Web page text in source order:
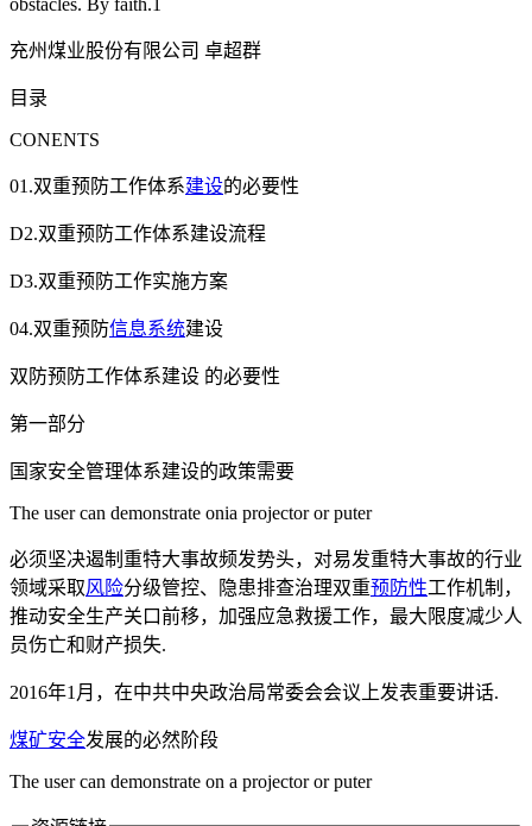
obstacles. By faith.1
充州煤业股份有限公司 卓超群
目录
CONENTS
01.双重预防工作体系建设的必要性
D2.双重预防工作体系建设流程
D3.双重预防工作实施方案
04.双重预防信息系统建设
双防预防工作体系建设 的必要性
第一部分
国家安全管理体系建设的政策需要
The user can demonstrate onia projector or puter
必须坚决遏制重特大事故频发势头，对易发重特大事故的行业
领域采取风险分级管控、隐患排查治理双重预防性工作机制，
推动安全生产关口前移，加强应急救援工作，最大限度减少人
员伤亡和财产损失.
2016年1月，在中共中央政治局常委会会议上发表重要讲话.
煤矿安全发展的必然阶段
The user can demonstrate on a projector or puter